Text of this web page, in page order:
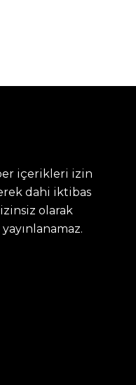
içerikleri izin
dahi iktibas
olarak